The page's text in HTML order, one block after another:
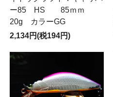
ー85 HS 85ｍｍ
20g カラーGG
2,134円(税194円)